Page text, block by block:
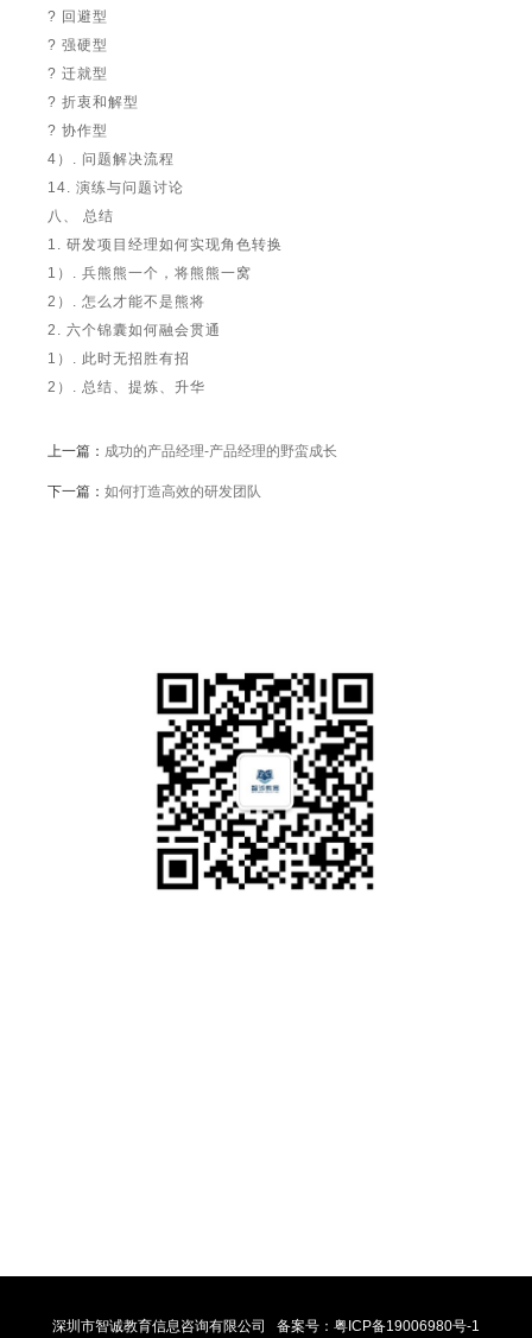
? 回避型
? 强硬型
? 迁就型
? 折衷和解型
? 协作型
4）. 问题解决流程
14. 演练与问题讨论
八、 总结
1. 研发项目经理如何实现角色转换
1）. 兵熊熊一个，将熊熊一窝
2）. 怎么才能不是熊将
2. 六个锦囊如何融会贯通
1）. 此时无招胜有招
2）. 总结、提炼、升华
上一篇： 成功的产品经理-产品经理的野蛮成长
下一篇： 如何打造高效的研发团队
深圳市智诚教育信息咨询有限公司 备案号： 粤ICP备19006980号-1